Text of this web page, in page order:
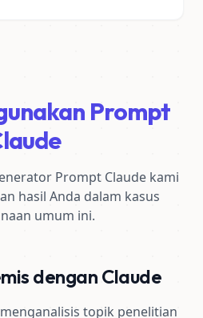
Prompt
Prompt Claude kami
hasil Anda dalam kasus
umum ini.
dengan Claude
topik penelitian